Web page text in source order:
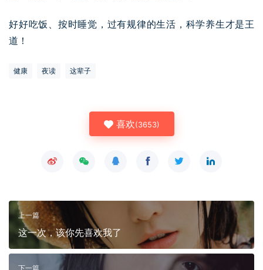
好好吃饭、按时睡觉，过有规律的生活，科学养生才是王
道！
健康 夜读 这辈子
喜欢(3653)
上一篇
这一次，该你先喜欢我了
下一篇